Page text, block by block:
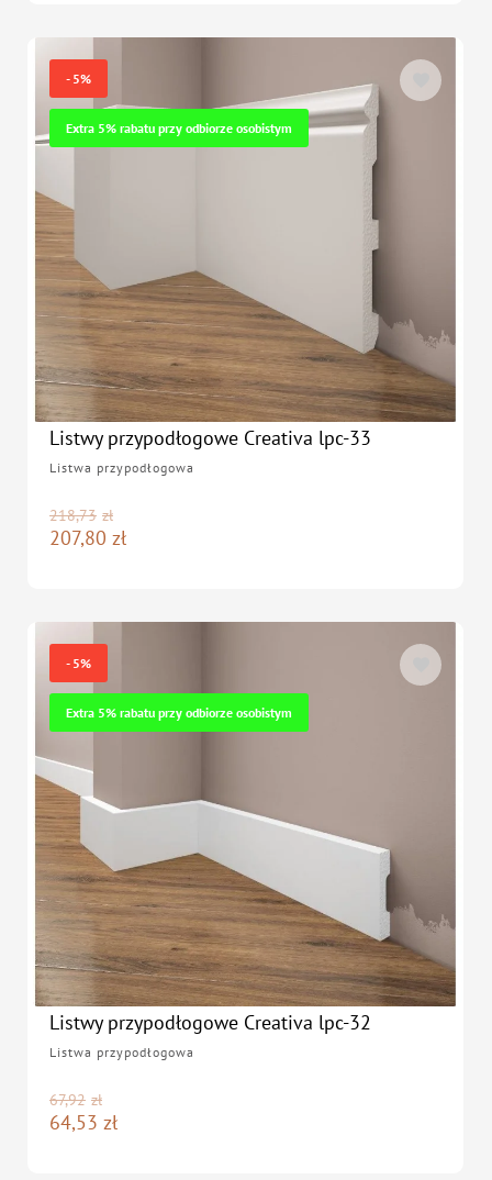
- 5%
Extra 5% rabatu przy odbiorze osobistym
Listwy przypodłogowe Creativa lpc-33
Listwa przypodłogowa
zł
218,73
zł
207,80
- 5%
Extra 5% rabatu przy odbiorze osobistym
Listwy przypodłogowe Creativa lpc-32
Listwa przypodłogowa
zł
67,92
zł
64,53